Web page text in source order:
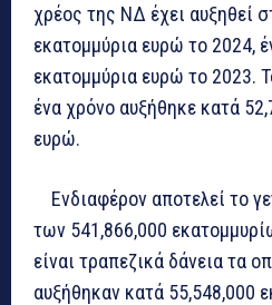
χρέος της ΝΔ έχει αυξηθεί
εκατομμύρια ευρώ το 2024,
εκατομμύρια ευρώ το 2023.
ένα χρόνο αυξήθηκε κατά
ευρώ.
Ενδιαφέρον αποτελεί το
των 541,866,000
είναι τραπεζικά δάνεια τα
αυξήθηκαν κατά 55,548,000